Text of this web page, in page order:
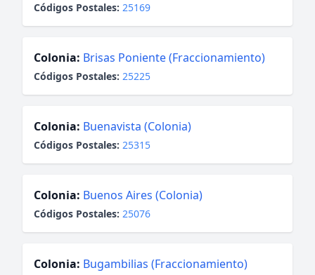
Códigos Postales: 25169
Colonia: Brisas Poniente (Fraccionamiento)
Códigos Postales: 25225
Colonia: Buenavista (Colonia)
Códigos Postales: 25315
Colonia: Buenos Aires (Colonia)
Códigos Postales: 25076
Colonia: Bugambilias (Fraccionamiento)